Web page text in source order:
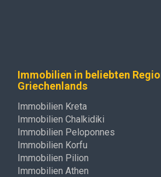
Immobilien in beliebten
Griechenlands
Immobilien Kreta
Immobilien Chalkidiki
Immobilien Peloponnes
Immobilien Korfu
Immobilien Pilion
Immobilien Athen